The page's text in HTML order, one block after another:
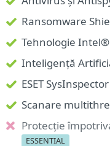
Ransomware
Tehnologie
Inteligență
ESET SysInspector
Scanare
Protecție
ESSENTIAL